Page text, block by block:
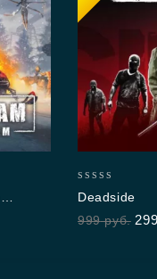
out
of
Deadside
999руб. 299